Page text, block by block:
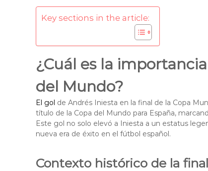
Key sections in the article:
¿Cuál es la
del Mundo?
El gol de Andrés Iniesta en la final de la Copa
título de la Copa del Mundo para España,
Este gol no solo elevó a Iniesta a un estatus
nueva era de éxito en el fútbol español.
Contexto histórico de la